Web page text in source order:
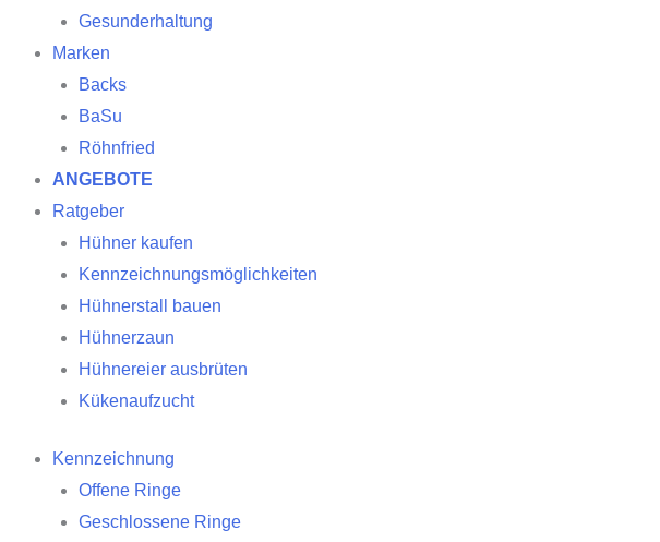
Gesunderhaltung
Marken
Backs
BaSu
Röhnfried
ANGEBOTE
Ratgeber
Hühner kaufen
Kennzeichnungsmöglichkeiten
Hühnerstall bauen
Hühnerzaun
Hühnereier ausbrüten
Kükenaufzucht
Kennzeichnung
Offene Ringe
Geschlossene Ringe